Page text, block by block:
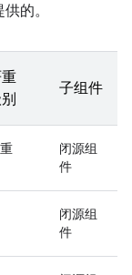
的。
子组件
闭源组
件
闭源组
件